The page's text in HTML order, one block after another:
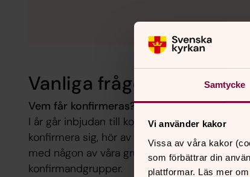
Samtycke
Vi använder kakor
Vissa av våra kakor
som förbättrar din
plattformar. Läs mer
Vanliga frågor
Vem får konfirmeras?
I år går inbjudan till konfirmation till alla
konfirmera sig, hör av dig till oss om du är
med någon av våra grupper. Du behöver
konfirmandgrupper.